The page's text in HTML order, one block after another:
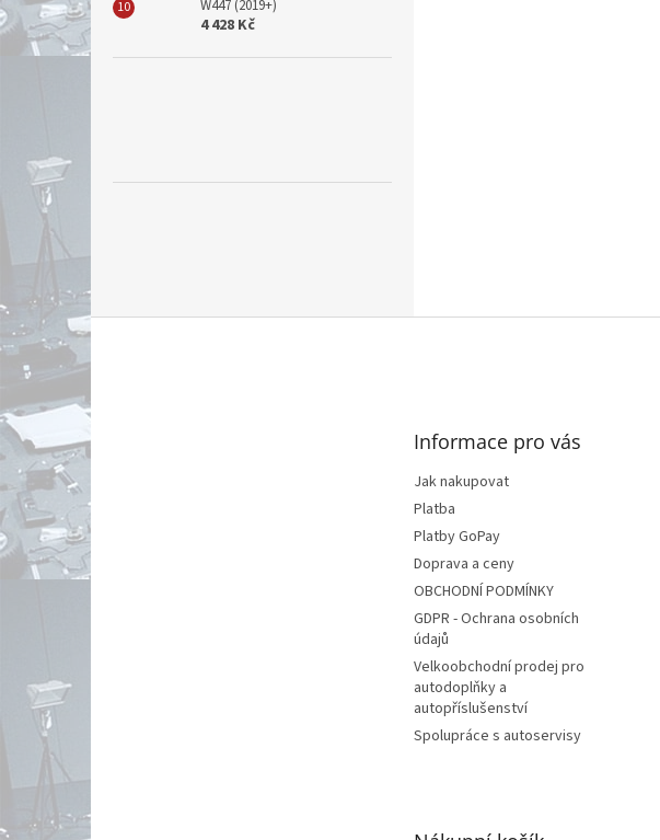
W447 (2019+)
4 428 Kč
á
t
í
Informace pro vás
Jak nakupovat
Platba
Platby GoPay
Doprava a ceny
OBCHODNÍ PODMÍNKY
GDPR - Ochrana osobních
údajů
Velkoobchodní prodej pro
autodoplňky a
autopříslušenství
Spolupráce s autoservisy